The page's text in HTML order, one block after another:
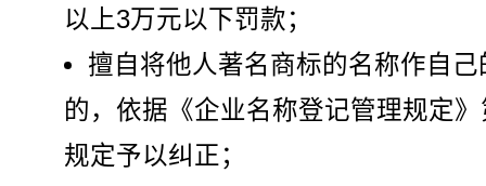
以上3万元以下罚款；
擅自将他人著名商标的名称作自
的，依据《企业名称登记管理规定
规定予以纠正；